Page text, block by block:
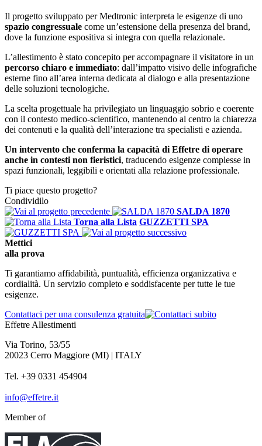
Il progetto sviluppato per Medtronic interpreta le esigenze di uno
spazio congressuale come un’estensione della presenza del brand,
dove la funzione espositiva si integra con quella relazionale.
L’allestimento è stato concepito per accompagnare il visitatore in un
percorso chiaro e immediato: dall’impatto visivo delle infografiche
esterne fino all’area interna dedicata al dialogo e alla presentazione
delle soluzioni tecnologiche.
La scelta progettuale ha privilegiato un linguaggio sobrio e coerente
con il contesto medico-scientifico, mantenendo al centro la chiarezza
dei contenuti e la qualità dell’interazione tra specialisti e azienda.
Un intervento che conferma la capacità di Effetre di operare
anche in contesti non fieristici, traducendo esigenze complesse in
spazi funzionali, leggibili e orientati alla relazione professionale.
Ti piace questo progetto?
Condividilo
SALDA 1870
Torna alla Lista GUZZETTI SPA
Mettici
alla prova
Ti garantiamo affidabilità, puntualità, efficienza organizzativa e
cordialità. Un servizio completo e soddisfacente per tutte le tue
esigenze.
Contattaci per una consulenza gratuita
Effetre Allestimenti
Via Torino, 53/55
20023 Cerro Maggiore (MI) | ITALY
Tel. +39 0331 454904
info@effetre.it
Member of